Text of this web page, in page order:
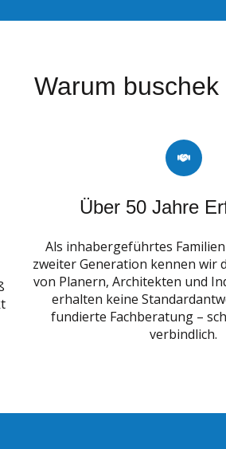
Warum
Über 50 Jahre
Als inhabergeführtes
zweiter Generation kennen wir
von Planern, Architekten und
erhalten keine
fundierte Fachberatung –
verbindlich.